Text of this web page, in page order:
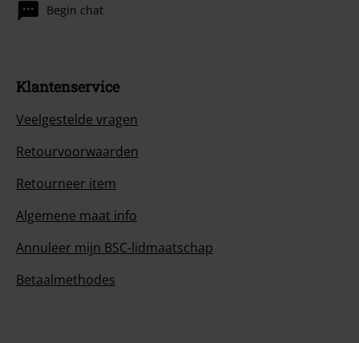
Begin chat
Klantenservice
Veelgestelde vragen
Retourvoorwaarden
Retourneer item
Algemene maat info
Annuleer mijn BSC-lidmaatschap
Betaalmethodes